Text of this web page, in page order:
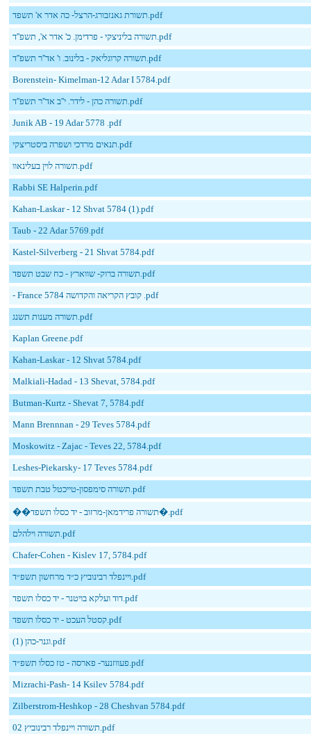
תשורת גאנזבורג-הרצל- כה אדר א' תשפד.pdf
תשורה בליניצקי - פרדימן. כ' אדר א', תשפ''ד.pdf
תשורה קרוגליאק - בלינוב. ו' אד''ר תשפ''ד.pdf
Borenstein- Kimelman-12 Adar I 5784.pdf
תשורה כהן - לידר. י''ב אד''ר תשפ''ד.pdf
Junik AB - 19 Adar 5778 .pdf
תנאים מרדכי ושפרה ביסטריצקי.pdf
תשורה לוין בעלינאוו.pdf
Rabbi SE Halperin.pdf
Kahan-Laskar - 12 Shvat 5784 (1).pdf
Taub - 22 Adar 5769.pdf
Kastel-Silverberg - 21 Shvat 5784.pdf
תשורה ברוק- שווארץ - כח שבט תשפד.pdf
- France 5784 קובץ הקריאה והקדושה .pdf
תשורה מענות תשנג.pdf
Kaplan Greene.pdf
Kahan-Laskar - 12 Shvat 5784.pdf
Malkiali-Hadad - 13 Shevat, 5784.pdf
Butman-Kurtz - Shevat 7, 5784.pdf
Mann Brennnan - 29 Teves 5784.pdf
Moskowitz - Zajac - Teves 22, 5784.pdf
Leshes-Piekarsky- 17 Teves 5784.pdf
תשורה סימפסון-טייכטל טבת תשפד.pdf
��תשורה פרידמאן-מרזוב - יד כסלו תשפד�.pdf
תשורה וילהלם.pdf
Chafer-Cohen - Kislev 17, 5784.pdf
ויינפלד רבינוביץ כ״ד מרחשון תשפ״ד.pdf
דוד ועלקא בויטנר - יד כסלו תשפד.pdf
קסטל העכט - יד כסלו תשפד.pdf
וגנר-כהן (1).pdf
פעווזנער- פארסה - טז כסלו תשפ״ד.pdf
Mizrachi-Pash- 14 Ksilev 5784.pdf
Zilberstrom-Heshkop - 28 Cheshvan 5784.pdf
תשורה ויינפלד רבינוביץ 02.pdf